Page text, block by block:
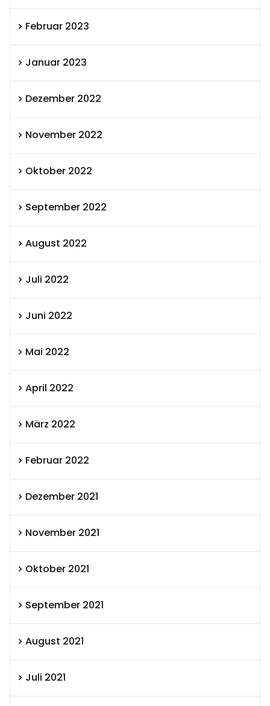
Februar 2023
Januar 2023
Dezember 2022
November 2022
Oktober 2022
September 2022
August 2022
Juli 2022
Juni 2022
Mai 2022
April 2022
März 2022
Februar 2022
Dezember 2021
November 2021
Oktober 2021
September 2021
August 2021
Juli 2021